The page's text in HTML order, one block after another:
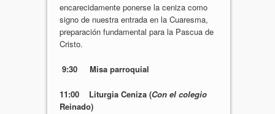
encarecidamente ponerse la ceniza como
signo de nuestra entrada en la Cuaresma,
preparación fundamental para la Pascua de
Cristo.
9:30 Misa parroquial
11:00 Liturgia Ceniza(Con el colegio
Reinado)